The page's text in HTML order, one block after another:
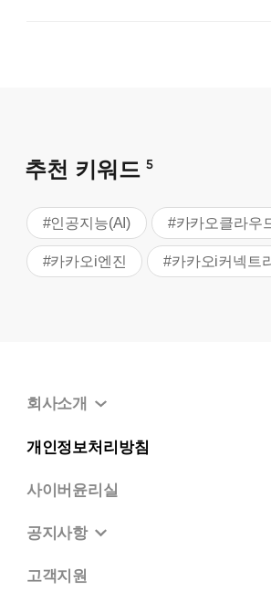
추천 키워드 5
#인공지능(AI) #카카오클라우
#카카오i엔진 #카카오i커넥트
회사소개
개인정보처리방침
사이버윤리실
공지사항
고객지원